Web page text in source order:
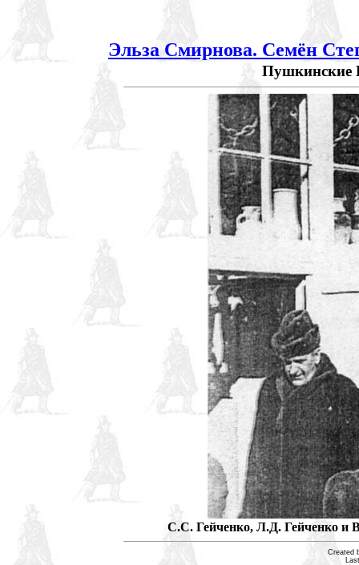
Эльза Смирнова. Семён
Пушкинские
С.С. Гейченко, Л.Д. Гейченко и
Created